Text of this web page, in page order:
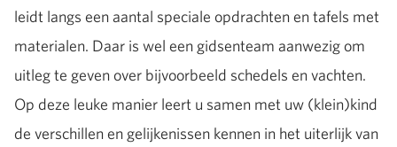
leidt langs een aantal speciale opdrachten en tafels met
materialen. Daar is wel een gidsenteam aanwezig om
uitleg te geven over bijvoorbeeld schedels en vachten.
Op deze leuke manier leert u samen met uw (klein)kind
de verschillen en gelijkenissen kennen in het uiterlijk van